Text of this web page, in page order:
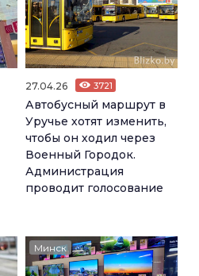
27.04.26 3721
Автобусный маршрут в
Уручье хотят изменить,
чтобы он ходил через
Военный Городок.
Администрация
проводит голосование
Минск